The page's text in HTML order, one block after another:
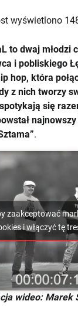
wyświetlono
to dwaj młodzi
i pobliskiego
hop, która
z nich tworzy
się
najnowszy
.
zaakceptować
i włączyć tę
wideo: Marek